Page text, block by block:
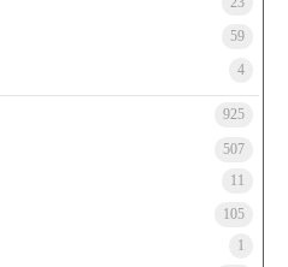
59
4
925
507
11
105
1